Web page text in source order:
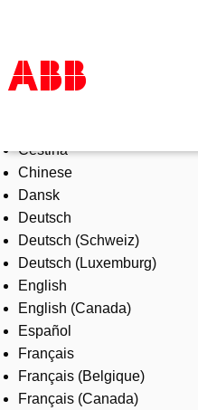
Products & Solutions
Industries
Services
About us
Where to buy
Contact us
Careers
Čeština
Chinese
Dansk
Deutsch
Deutsch (Schweiz)
Deutsch (Luxemburg)
English
English (Canada)
Español
Français
Français (Belgique)
Français (Canada)